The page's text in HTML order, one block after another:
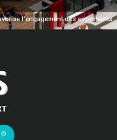
l’engagement des apprenants.